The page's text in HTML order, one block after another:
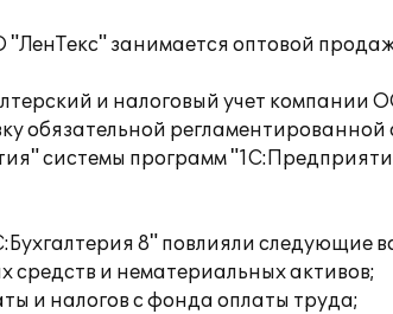
занимается оптовой
и налоговый учет компании
обязательной
системы программ
8" повлияли следующие
средств и нематериальных активов;
и налогов с фонда оплаты труда;